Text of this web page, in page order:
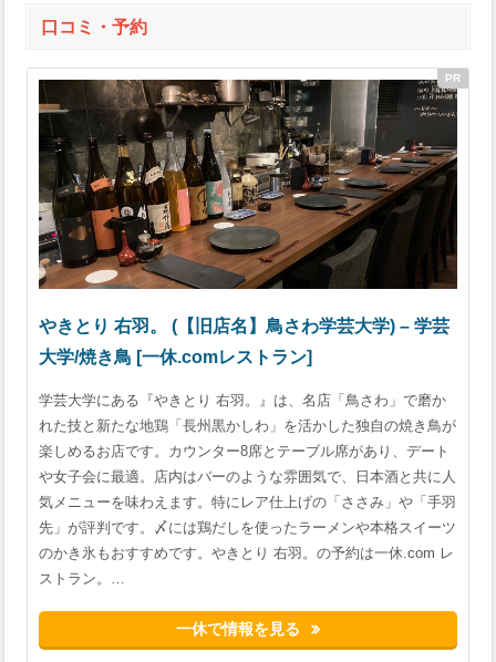
口コミ・予約
やきとり 右羽。 (【旧店名】鳥さわ学芸大学) – 学芸
大学/焼き鳥 [一休.comレストラン]
学芸大学にある『やきとり 右羽。』は、名店「鳥さわ」で磨か
れた技と新たな地鶏「長州黒かしわ」を活かした独自の焼き鳥が
楽しめるお店です。カウンター8席とテーブル席があり、デート
や女子会に最適。店内はバーのような雰囲気で、日本酒と共に人
気メニューを味わえます。特にレア仕上げの「ささみ」や「手羽
先」が評判です。〆には鶏だしを使ったラーメンや本格スイーツ
のかき氷もおすすめです。やきとり 右羽。の予約は一休.com レ
ストラン。…
一休で情報を見る